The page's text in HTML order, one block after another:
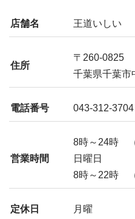
店舗名 王道いしい
住所
〒260-0825
千葉県千葉市
電話番号 043-312-3704
営業時間
8時～24時 （
日曜日
8時～22時 （
定休日 月曜